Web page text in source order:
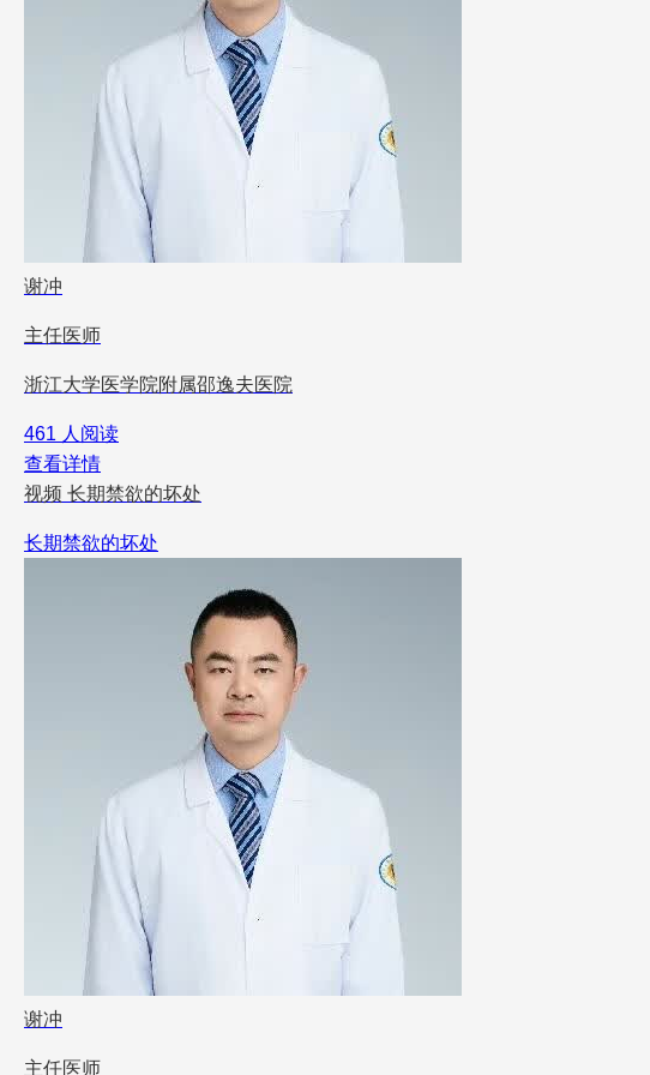
谢冲
主任医师
浙江大学医学院附属邵逸夫医院
461 人阅读
查看详情
视频 长期禁欲的坏处
长期禁欲的坏处
谢冲
主任医师